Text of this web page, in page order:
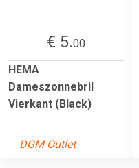
€ 5.00
HEMA
Dameszonnebril
Vierkant (Black)
DGM Outlet